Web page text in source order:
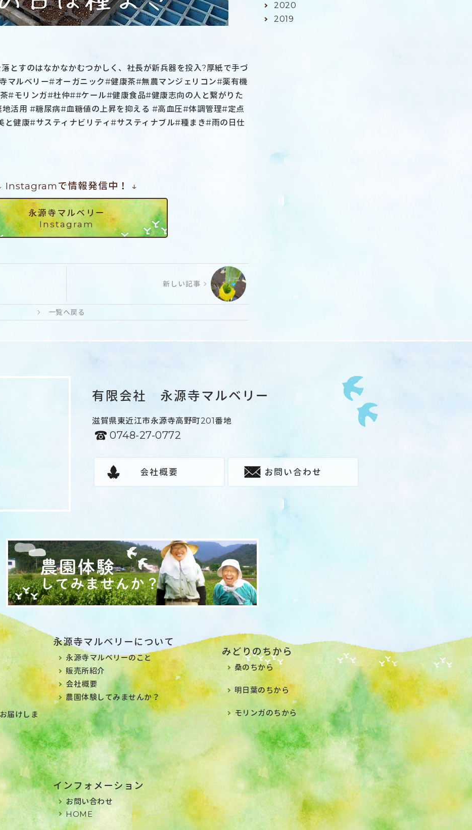
とすのはなかなかむつかしく、社長が新兵器を投入?厚紙で手づ
マルベリー#オーガニック#健康茶#無農マンジェリコン#薬有機
#モリンガ#杜仲##ケール#健康食品#健康志向の人と繋がりた
活用 #糖尿病#血糖値の上昇を抑える #高血圧#体調管理#定点
と健康#サスティナビリティ#サスティナブル#種まき#雨の日仕
Instagramで情報発信中！ ↓
永源寺マルベリー
Instagram
新しい記事
一覧へ戻る
2020
2019
有限会社 永源寺マルベリー
滋賀県東近江市永源寺高野町201番地
0748-27-0772
会社概要 お問い合わせ
届けしま
永源寺マルベリーについて
永源寺マルベリーのこと
販売所紹介
会社概要
農園体験してみませんか？
みどりのちから
桑のちから
明日葉のちから
モリンガのちから
インフォメーション
お問い合わせ
HOME